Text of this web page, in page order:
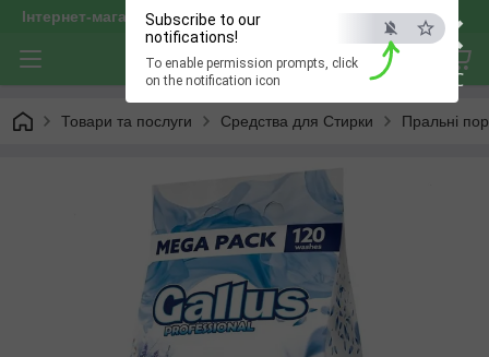
×
ESC
Subscribe to our
notifications!
To enable permission prompts, click
on the notification icon
Інтернет-магазин "optservis"
Товари та послуги Средства для Стирки Пральні